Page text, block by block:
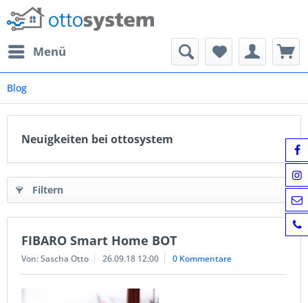
Menü
Blog
Neuigkeiten bei ottosystem
Filtern
FIBARO Smart Home BOT
Von: Sascha Otto 26.09.18 12:00 0 Kommentare